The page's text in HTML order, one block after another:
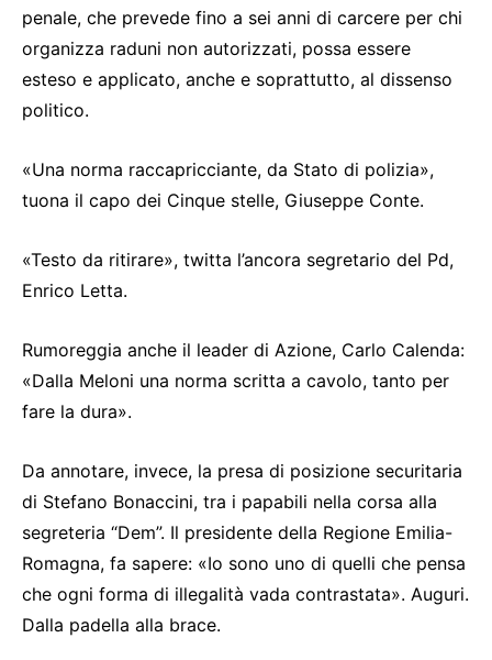
penale, che prevede fino a sei anni di carcere per chi
organizza raduni non autorizzati, possa essere
esteso e applicato, anche e soprattutto, al dissenso
politico.
«Una norma raccapricciante, da Stato di polizia»,
tuona il capo dei Cinque stelle, Giuseppe Conte.
«Testo da ritirare», twitta l’ancora segretario del Pd,
Enrico Letta.
Rumoreggia anche il leader di Azione, Carlo Calenda:
«Dalla Meloni una norma scritta a cavolo, tanto per
fare la dura».
Da annotare, invece, la presa di posizione securitaria
di Stefano Bonaccini, tra i papabili nella corsa alla
segreteria “Dem”. Il presidente della Regione Emilia-
Romagna, fa sapere: «Io sono uno di quelli che pensa
che ogni forma di illegalità vada contrastata». Auguri.
Dalla padella alla brace.